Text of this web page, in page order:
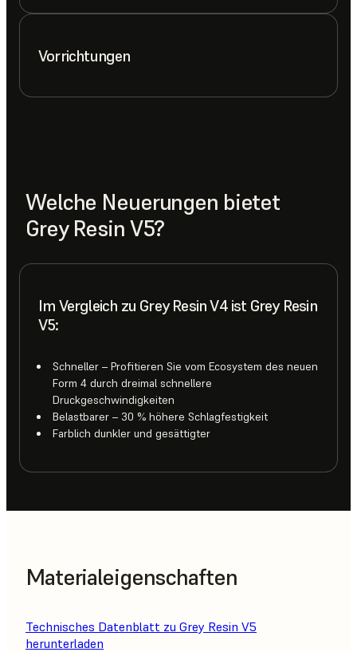
Vorrichtungen
Welche Neuerungen bietet
Grey Resin V5?
Im Vergleich zu Grey Resin V4 ist Grey Resin
V5:
Schneller – Profitieren Sie vom Ecosystem des neuen
Form 4 durch dreimal schnellere
Druckgeschwindigkeiten
Belastbarer – 30 % höhere Schlagfestigkeit
Farblich dunkler und gesättigter
Materialeigenschaften
Technisches Datenblatt zu Grey Resin V5
herunterladen